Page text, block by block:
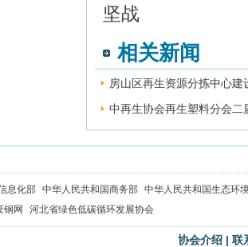
坚战
相关新闻
房山区再生资源分拣中心建
中再生协会再生塑料分会二
息化部 中华人民共和国商务部 中华人民共和国生态环
钢网 河北省绿色低碳循环发展协会
协会介绍 | 联